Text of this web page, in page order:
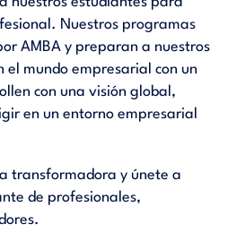
Nuestros programas
AMBA y preparan a nuestros
mundo empresarial con un
con una visión global,
en un entorno empresarial
transformadora y únete a
de profesionales,